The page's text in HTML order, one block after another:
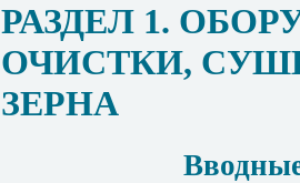
РАЗДЕЛ 1.
ОЧИСТКИ,
ЗЕРНА